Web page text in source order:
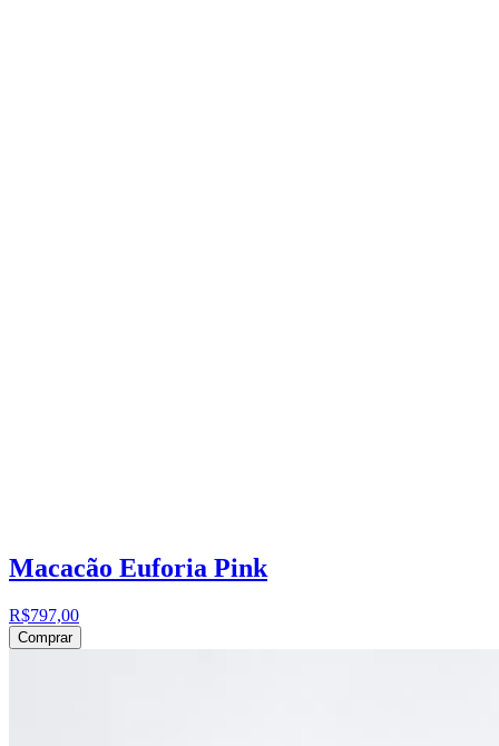
Macacão Euforia Pink
R$797,00
Comprar